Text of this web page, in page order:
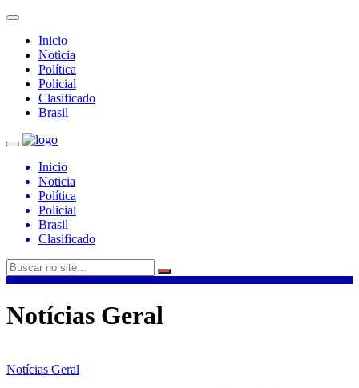
Inicio
Noticia
Política
Policial
Clasificado
Brasil
Inicio
Noticia
Política
Policial
Brasil
Clasificado
Notícias Geral
Notícias Geral